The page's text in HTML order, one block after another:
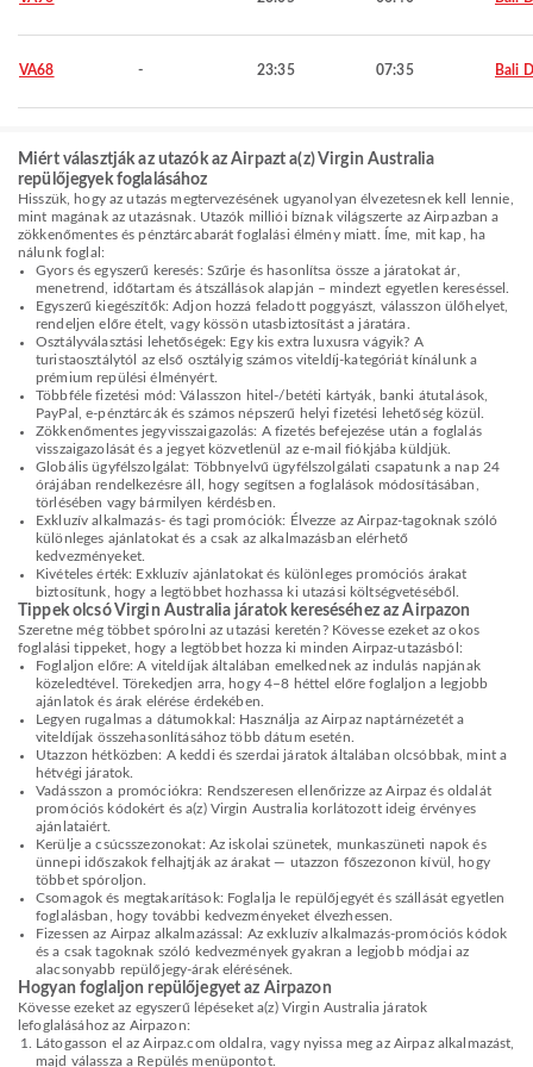
VA68 - 23:35 07:35 Bali
Miért választják az utazók az Airpazt a(z) Virgin Australia
repülőjegyek foglalásához
Hisszük, hogy az utazás megtervezésének ugyanolyan élvezetesnek kell lennie,
mint magának az utazásnak. Utazók milliói bíznak világszerte az Airpazban a
zökkenőmentes és pénztárcabarát foglalási élmény miatt. Íme, mit kap, ha
nálunk foglal:
Gyors és egyszerű keresés: Szűrje és hasonlítsa össze a járatokat ár,
menetrend, időtartam és átszállások alapján – mindezt egyetlen kereséssel.
Egyszerű kiegészítők: Adjon hozzá feladott poggyászt, válasszon ülőhelyet,
rendeljen előre ételt, vagy kössön utasbiztosítást a járatára.
Osztályválasztási lehetőségek: Egy kis extra luxusra vágyik? A
turistaosztálytól az első osztályig számos viteldíj-kategóriát kínálunk a
prémium repülési élményért.
Többféle fizetési mód: Válasszon hitel-/betéti kártyák, banki átutalások,
PayPal, e-pénztárcák és számos népszerű helyi fizetési lehetőség közül.
Zökkenőmentes jegyvisszaigazolás: A fizetés befejezése után a foglalás
visszaigazolását és a jegyet közvetlenül az e-mail fiókjába küldjük.
Globális ügyfélszolgálat: Többnyelvű ügyfélszolgálati csapatunk a nap 24
órájában rendelkezésre áll, hogy segítsen a foglalások módosításában,
törlésében vagy bármilyen kérdésben.
Exkluzív alkalmazás- és tagi promóciók: Élvezze az Airpaz-tagoknak szóló
különleges ajánlatokat és a csak az alkalmazásban elérhető
kedvezményeket.
Kivételes érték: Exkluzív ajánlatokat és különleges promóciós árakat
biztosítunk, hogy a legtöbbet hozhassa ki utazási költségvetéséből.
Tippek olcsó Virgin Australia járatok kereséséhez az Airpazon
Szeretne még többet spórolni az utazási keretén? Kövesse ezeket az okos
foglalási tippeket, hogy a legtöbbet hozza ki minden Airpaz-utazásból:
Foglaljon előre: A viteldíjak általában emelkednek az indulás napjának
közeledtével. Törekedjen arra, hogy 4–8 héttel előre foglaljon a legjobb
ajánlatok és árak elérése érdekében.
Legyen rugalmas a dátumokkal: Használja az Airpaz naptárnézetét a
viteldíjak összehasonlításához több dátum esetén.
Utazzon hétközben: A keddi és szerdai járatok általában olcsóbbak, mint a
hétvégi járatok.
Vadásszon a promóciókra: Rendszeresen ellenőrizze az Airpaz és oldalát
promóciós kódokért és a(z) Virgin Australia korlátozott ideig érvényes
ajánlataiért.
Kerülje a csúcsszezonokat: Az iskolai szünetek, munkaszüneti napok és
ünnepi időszakok felhajtják az árakat — utazzon főszezonon kívül, hogy
többet spóroljon.
Csomagok és megtakarítások: Foglalja le repülőjegyét és szállását egyetlen
foglalásban, hogy további kedvezményeket élvezhessen.
Fizessen az Airpaz alkalmazással: Az exkluzív alkalmazás-promóciós kódok
és a csak tagoknak szóló kedvezmények gyakran a legjobb módjai az
alacsonyabb repülőjegy-árak elérésének.
Hogyan foglaljon repülőjegyet az Airpazon
Kövesse ezeket az egyszerű lépéseket a(z) Virgin Australia járatok
lefoglalásához az Airpazon:
Látogasson el az Airpaz.com oldalra, vagy nyissa meg az Airpaz alkalmazást,
majd válassza a Repülés menüpontot.